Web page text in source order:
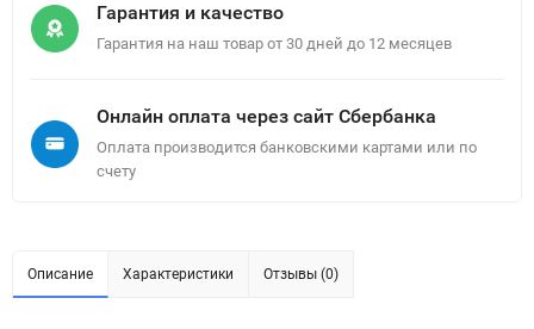
Гарантия и качество
Гарантия на наш товар от 30 дней до 12 месяцев
Онлайн оплата через сайт Сбербанка
Оплата производится банковскими картами или по
счету
Описание Характеристики Отзывы (0)